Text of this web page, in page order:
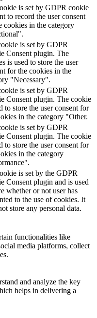
is set by GDPR cookie
to record the user consent
cookies in the category
is set by GDPR
Consent plugin. The
is used to store the user
for the cookies in the
"Necessary".
is set by GDPR
Consent plugin. The cookie
to store the user consent for
in the category "Other.
is set by GDPR
Consent plugin. The cookie
to store the user consent for
in the category
is set by the GDPR
Consent plugin and is used
whether or not user has
to the use of cookies. It
store any personal data.
functionalities like
media platforms, collect
and analyze the key
helps in delivering a